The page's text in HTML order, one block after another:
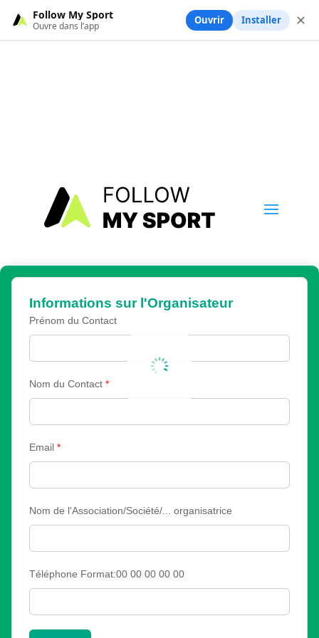
Informations sur l'Organisateur
Prénom du Contact
Nom du Contact *
Email *
Nom de l'Association/Société/... organisatrice
Téléphone Format:00 00 00 00 00
Follow My Sport
Ouvre dans l’app Ouvrir Installer ✕